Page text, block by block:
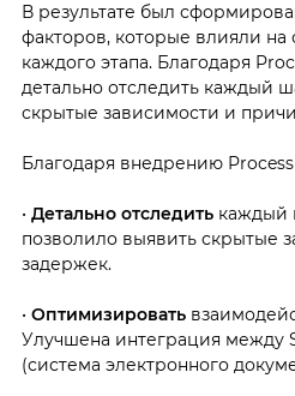
В результате был
факторов, которые влияли
каждого этапа. Благодаря
детально отследить каждый
скрытые зависимости и
Благодаря внедрению
• Детально отследитькаждый
позволило выявить скрытые
задержек.
• Оптимизировать
Улучшена интеграция между
(система электронного